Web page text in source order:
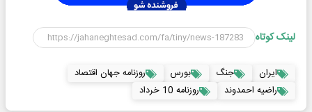
لینک کوتاه
ایران جنگ بورس
روزنامه جهان اقتصاد
راضیه احمدوند
روزنامه 10 خرداد